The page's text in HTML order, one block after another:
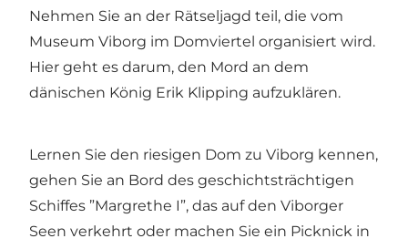
Nehmen Sie an der Rätseljagd teil, die vom
Museum Viborg im Domviertel organisiert wird.
Hier geht es darum, den Mord an dem
dänischen König Erik Klipping aufzuklären.
Lernen Sie den riesigen Dom zu Viborg kennen,
gehen Sie an Bord des geschichtsträchtigen
Schiffes ”Margrethe I”, das auf den Viborger
Seen verkehrt oder machen Sie ein Picknick in